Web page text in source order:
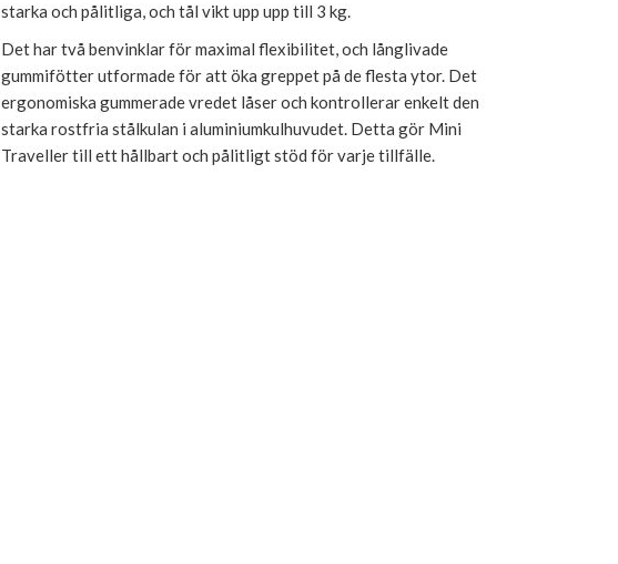
starka och pålitliga, och tål vikt upp upp till 3 kg.
Det har två benvinklar för maximal flexibilitet, och långlivade
gummifötter utformade för att öka greppet på de flesta ytor. Det
ergonomiska gummerade vredet låser och kontrollerar enkelt den
starka rostfria stålkulan i aluminiumkulhuvudet. Detta gör Mini
Traveller till ett hållbart och pålitligt stöd för varje tillfälle.